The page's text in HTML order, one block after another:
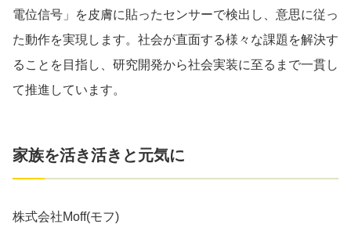
電位信号」を皮膚に貼ったセンサーで検出し、意思に従っ
た動作を実現します。社会が直面する様々な課題を解決す
ることを目指し、研究開発から社会実装に至るまで一貫し
て推進しています。
家族を活き活きと元気に
株式会社Moff(モフ)